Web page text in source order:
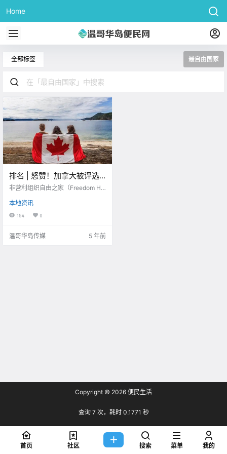
Home
全部标签 最自由国家
排名 | 怒赞！加拿大被评选
为世界上最自由的国家之
非营利组织自由之家（Freedom Ho
民自由进行了全球自由度调查评
估，在最新发布的报告中，加拿大
本地资讯
154 0
温哥华岛传媒 5 年前
Copyright © 2026 便民生活
查询 7 次，耗时 0.1771 秒
首页 社区 搜索 菜单 我的